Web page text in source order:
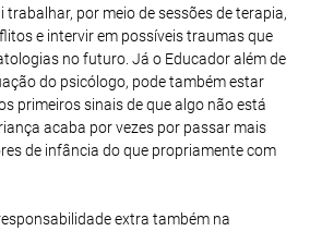
por meio de sessões de terapia,
e intervir em possíveis traumas que
no futuro. Já o Educador além de
do psicólogo, pode também estar
primeiros sinais de que algo não está
acaba por vezes por passar mais
de infância do que propriamente com
extra também na